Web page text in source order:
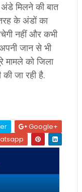
मिलने की बात
के अंडों का
नहीं और कभी
जान से भी
मामले को जिला
जा रही है.
Google+